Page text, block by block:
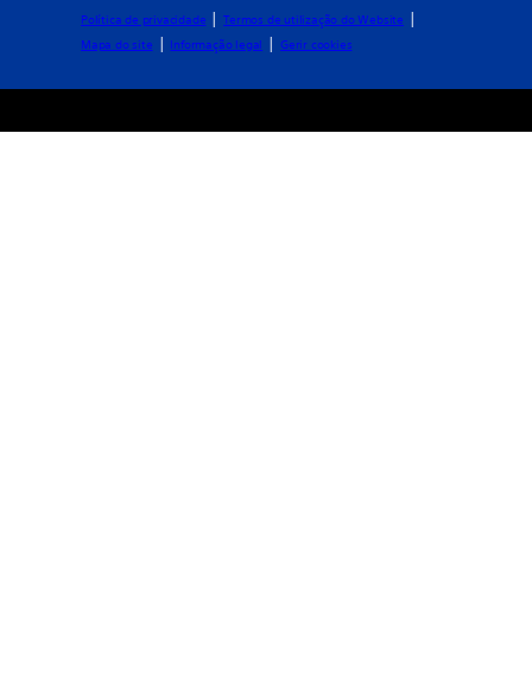
Política de privacidade | Termos de utilização do Website |
Mapa do site | Informação legal | Gerir cookies